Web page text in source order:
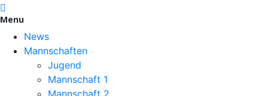
Menu
News
Mannschaften
Jugend
Mannschaft 1
Mannschaft 2